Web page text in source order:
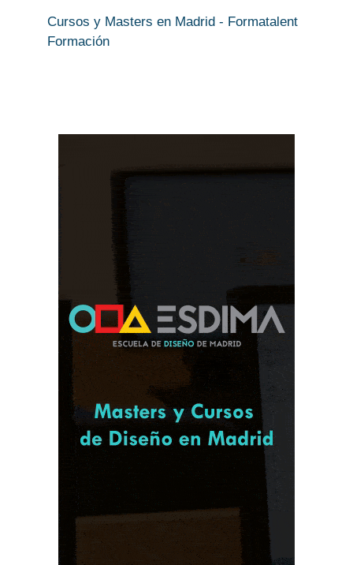
Cursos y Masters en Madrid - Formatalent
Formación